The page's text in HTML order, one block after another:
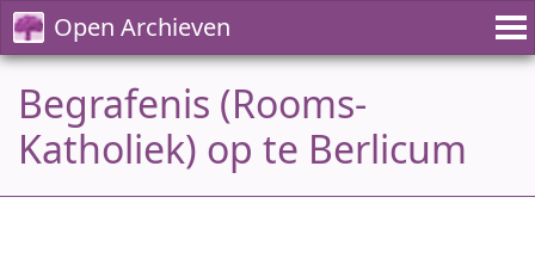
Open Archieven
Begrafenis (Rooms-
Katholiek) op te Berlicum